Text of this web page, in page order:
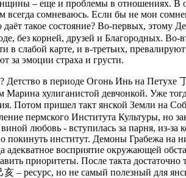
– еще и проблемы в отношениях. В
всегда сомневаюсь. Если бы не мои
даёт такое состояние? Во-первых, этому
без корней, друзей и Благородных.
в слабой карте, и в-третьих,
за эмоции страха и грусти.
Детство в периоде Огонь Инь на Петухе
Марина хулиганистой девчонкой. Уже
Потом пришел такт янской Земли на
пермского Института Культуры, но
любовь - вступилась за парня, из-за
покинуть институт. Демоны Грабежа на
адекватное восприятие окружающей
приоритеты. После такта
亥 – ресурс, но не самый полезный для